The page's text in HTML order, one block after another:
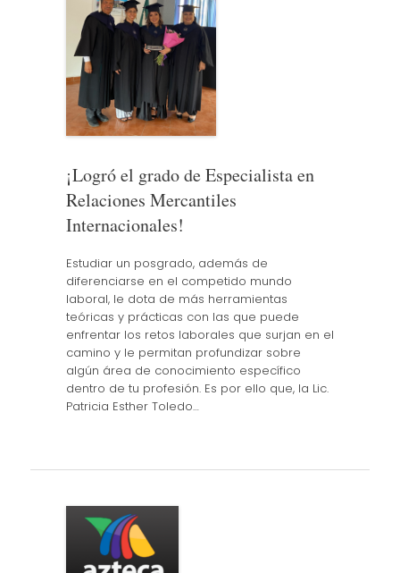
¡Logró el grado de Especialista en
Relaciones Mercantiles
Internacionales!
Estudiar un posgrado, además de
diferenciarse en el competido mundo
laboral, le dota de más herramientas
teóricas y prácticas con las que puede
enfrentar los retos laborales que surjan en el
camino y le permitan profundizar sobre
algún área de conocimiento específico
dentro de tu profesión. Es por ello que, la Lic.
Patricia Esther Toledo…